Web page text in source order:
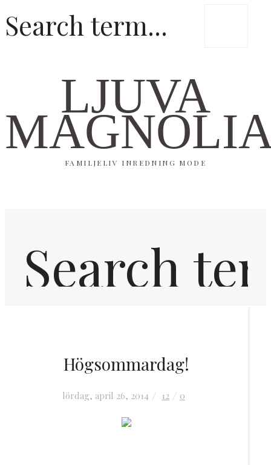
LJUVA
FAMILJELIV INREDNING MODE
Inredning
OM MIG
Högsommardag!
lördag, april 26, 2014 12 0